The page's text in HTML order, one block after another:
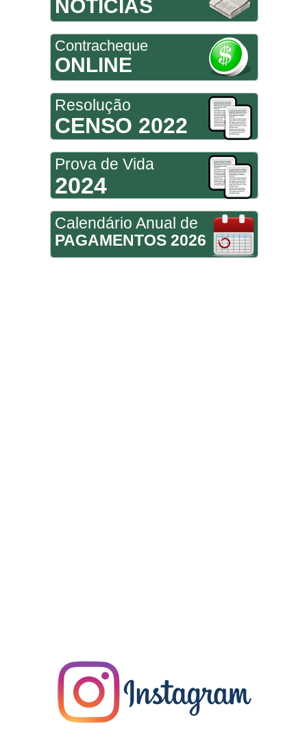
NOTÍCIAS
Contracheque
ONLINE
Resolução
CENSO 2022
Prova de Vida
2024
Calendário Anual de
PAGAMENTOS 2026